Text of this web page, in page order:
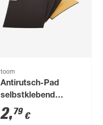
toom
Antirutsch-Pad
selbstklebend
schwarz 100 x 100
mm
2,79 €